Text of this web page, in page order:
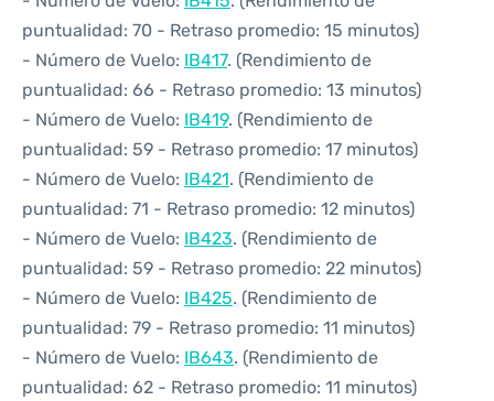
puntualidad: 70 - Retraso promedio: 15 minutos)
- Número de Vuelo: IB417. (Rendimiento de
puntualidad: 66 - Retraso promedio: 13 minutos)
- Número de Vuelo: IB419. (Rendimiento de
puntualidad: 59 - Retraso promedio: 17 minutos)
- Número de Vuelo: IB421. (Rendimiento de
puntualidad: 71 - Retraso promedio: 12 minutos)
- Número de Vuelo: IB423. (Rendimiento de
puntualidad: 59 - Retraso promedio: 22 minutos)
- Número de Vuelo: IB425. (Rendimiento de
puntualidad: 79 - Retraso promedio: 11 minutos)
- Número de Vuelo: IB643. (Rendimiento de
puntualidad: 62 - Retraso promedio: 11 minutos)